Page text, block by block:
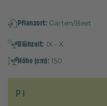
Pflanzort: Garten/Beet
Blühzeit: IX - X
Höhe (cm): 150
P 1